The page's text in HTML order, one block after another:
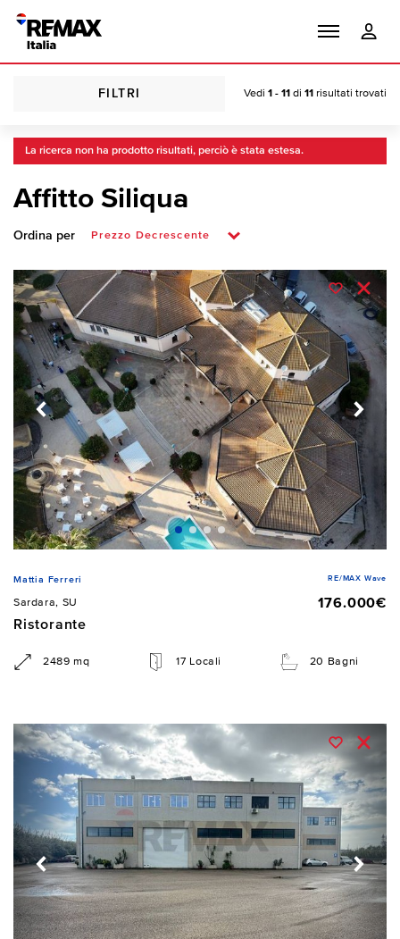
FILTRI Vedi 1 - 11 di 11 risultati trovati
La ricerca non ha prodotto risultati, perciò è stata estesa.
Affitto Siliqua
Ordina per
Mattia Ferreri RE/MAX Wave
Sardara, SU
176.000€
Ristorante
2489 mq 17 Locali 20 Bagni